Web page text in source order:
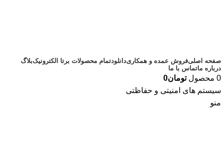
صفحه اصلیفروش عمده و همکاریدانلودتمام محصولات برتا الکترونیکبلاگ
درباره ماتماس با ما
0 محصول تومان0
سیستم های امنیتی و حفاظتی
منو